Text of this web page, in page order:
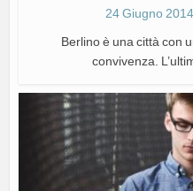
24 Giugno 2014
Berlino è una città con
convivenza.